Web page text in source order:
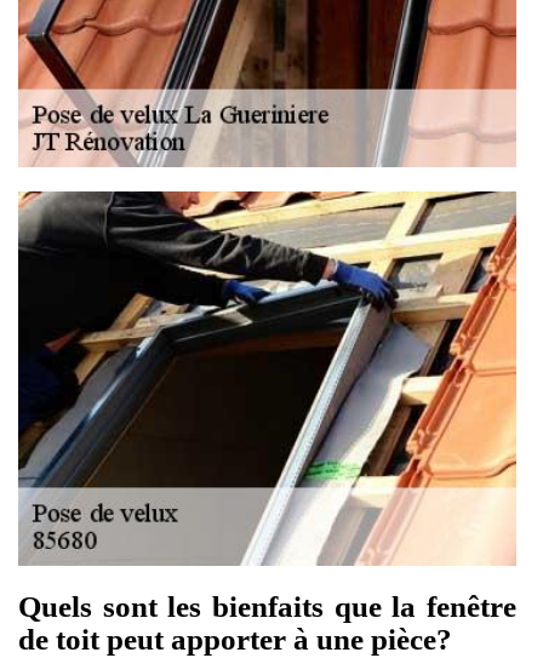
Quels sont les bienfaits que la fenêtre
de toit peut apporter à une pièce?